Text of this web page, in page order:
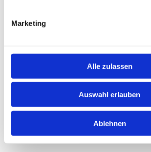
Marketing
Alle zulassen
Auswahl erlauben
Ablehnen